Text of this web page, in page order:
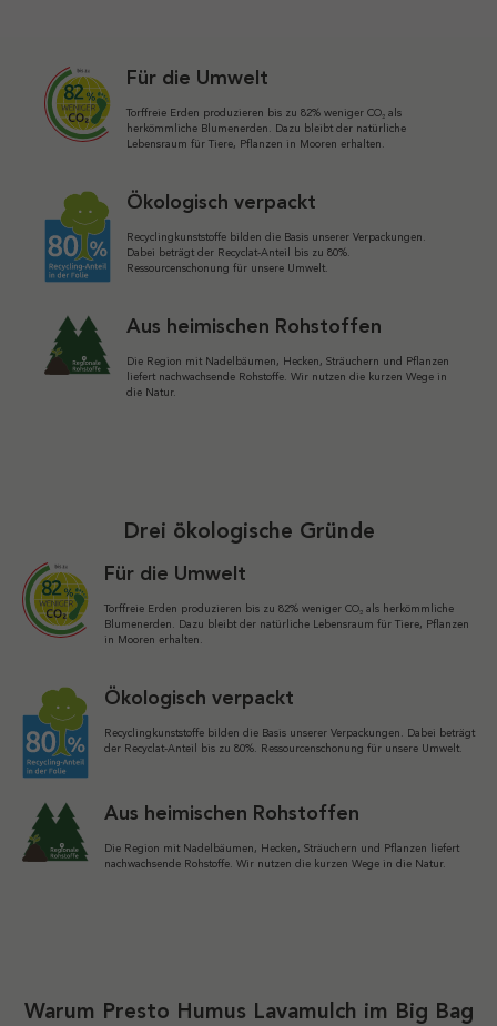
Für die Umwelt
Torffreie Erden produzieren bis zu 82% weniger CO₂ als
herkömmliche Blumenerden. Dazu bleibt der natürliche
Lebensraum für Tiere, Pflanzen in Mooren erhalten.
Ökologisch verpackt
Recyclingkunststoffe bilden die Basis unserer Verpackungen.
Dabei beträgt der Recyclat-Anteil bis zu 80%.
Ressourcenschonung für unsere Umwelt.
Aus heimischen Rohstoffen
Die Region mit Nadelbäumen, Hecken, Sträuchern und Pflanzen
liefert nachwachsende Rohstoffe. Wir nutzen die kurzen Wege in
die Natur.
Drei ökologische Gründe
Für die Umwelt
Torffreie Erden produzieren bis zu 82% weniger CO₂ als herkömmliche
Blumenerden. Dazu bleibt der natürliche Lebensraum für Tiere, Pflanzen
in Mooren erhalten.
Ökologisch verpackt
Recyclingkunststoffe bilden die Basis unserer Verpackungen. Dabei beträgt
der Recyclat-Anteil bis zu 80%. Ressourcenschonung für unsere Umwelt.
Aus heimischen Rohstoffen
Die Region mit Nadelbäumen, Hecken, Sträuchern und Pflanzen liefert
nachwachsende Rohstoffe. Wir nutzen die kurzen Wege in die Natur.
Warum Presto Humus Lavamulch im Big Bag